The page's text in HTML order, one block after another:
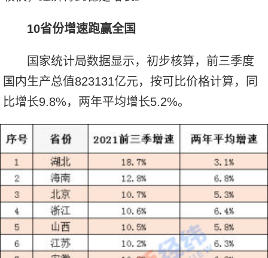
10省份增速跑赢全国
国家统计局数据显示，初步核算，前三季度
国内生产总值823131亿元，按可比价格计算，同
比增长9.8%，两年平均增长5.2%。